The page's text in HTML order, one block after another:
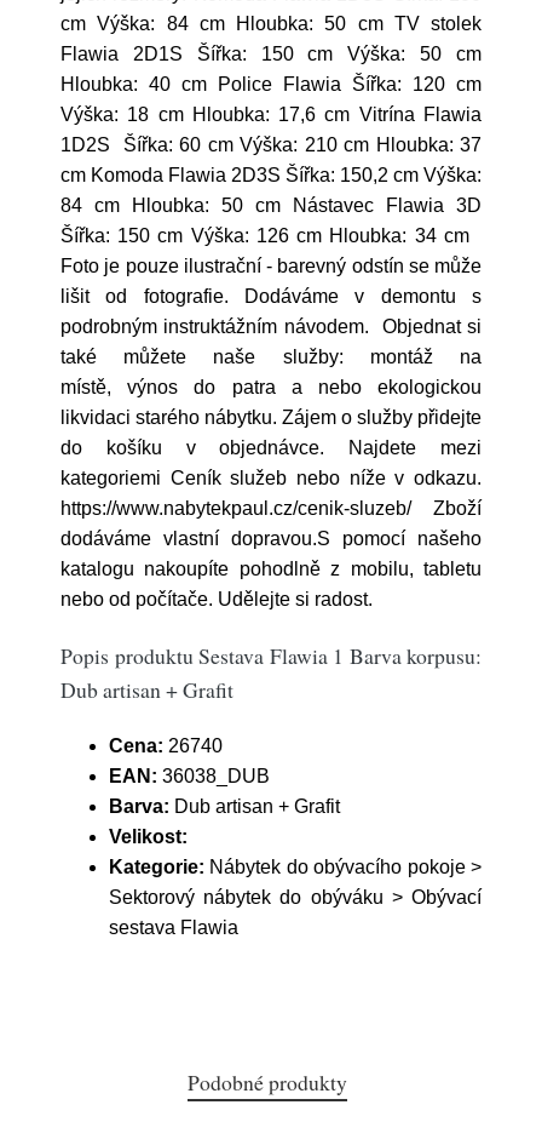
cm Výška: 84 cm Hloubka: 50 cm TV stolek
Flawia 2D1S Šířka: 150 cm Výška: 50 cm
Hloubka: 40 cm Police Flawia Šířka: 120 cm
Výška: 18 cm Hloubka: 17,6 cm Vitrína Flawia
1D2S Šířka: 60 cm Výška: 210 cm Hloubka: 37
cm Komoda Flawia 2D3S Šířka: 150,2 cm Výška:
84 cm Hloubka: 50 cm Nástavec Flawia 3D
Šířka: 150 cm Výška: 126 cm Hloubka: 34 cm
Foto je pouze ilustrační - barevný odstín se může
lišit od fotografie. Dodáváme v demontu s
podrobným instruktážním návodem. Objednat si
také můžete naše služby: montáž na
místě, výnos do patra a nebo ekologickou
likvidaci starého nábytku. Zájem o služby přidejte
do košíku v objednávce. Najdete mezi
kategoriemi Ceník služeb nebo níže v odkazu.
https://www.nabytekpaul.cz/cenik-sluzeb/ Zboží
dodáváme vlastní dopravou.S pomocí našeho
katalogu nakoupíte pohodlně z mobilu, tabletu
nebo od počítače. Udělejte si radost.
Popis produktu Sestava Flawia 1 Barva korpusu:
Dub artisan + Grafit
Cena: 26740
EAN: 36038_DUB
Barva: Dub artisan + Grafit
Velikost:
Kategorie: Nábytek do obývacího pokoje >
Sektorový nábytek do obýváku > Obývací
sestava Flawia
Podobné produkty